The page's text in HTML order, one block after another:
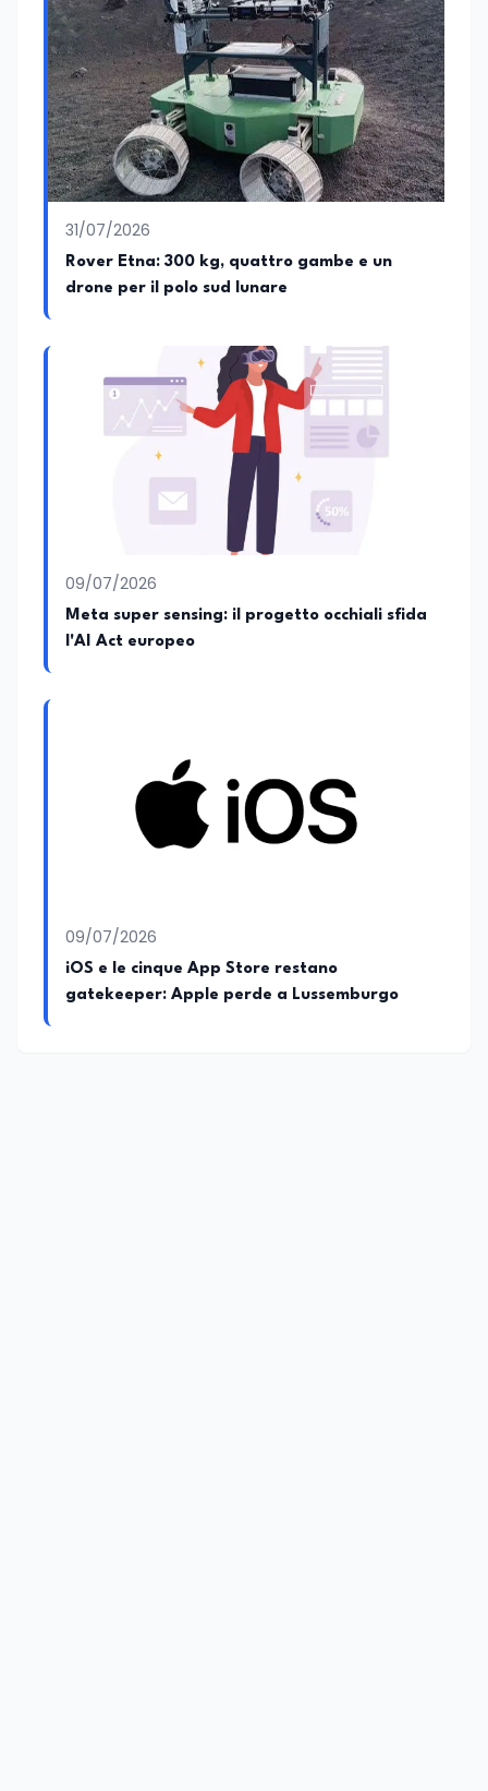
31/07/2026
Rover Etna: 300 kg, quattro gambe e un
drone per il polo sud lunare
09/07/2026
Meta super sensing: il progetto occhiali sfida
l'AI Act europeo
09/07/2026
iOS e le cinque App Store restano
gatekeeper: Apple perde a Lussemburgo